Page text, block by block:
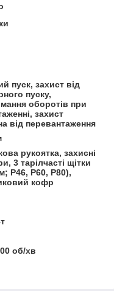
пуск, захист від
пуску,
оборотів при
захист
від перевантаження
рукоятка, захисні
3 тарілчасті щітки
P46, P60, P80),
кофр
об/хв